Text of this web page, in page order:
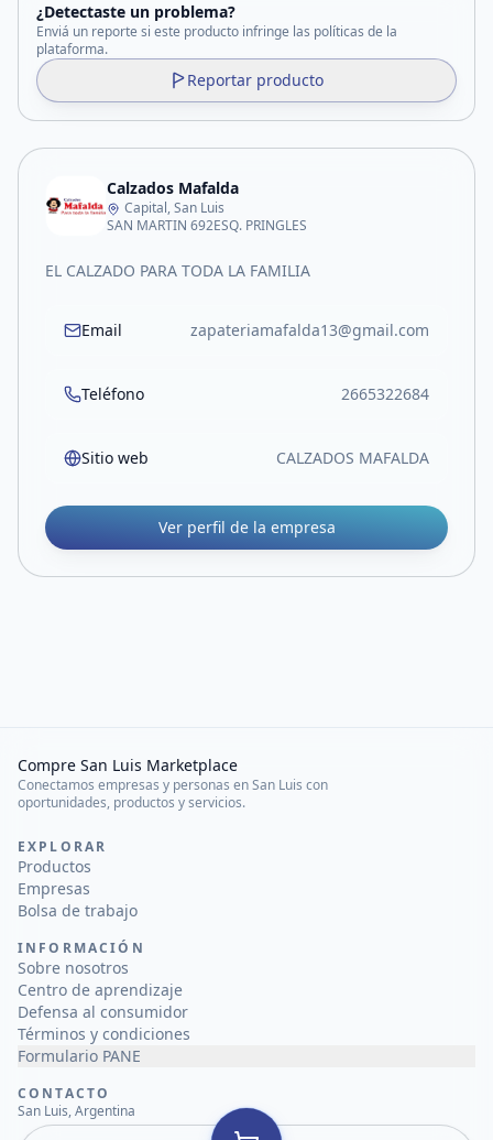
¿Detectaste un problema?
Enviá un reporte si este producto infringe las políticas de la
plataforma.
Reportar producto
Calzados Mafalda
Capital, San Luis
SAN MARTIN 692ESQ. PRINGLES
EL CALZADO PARA TODA LA FAMILIA
Email zapateriamafalda13@gmail.com
Teléfono 2665322684
Sitio web CALZADOS MAFALDA
Ver perfil de la empresa
Compre San Luis Marketplace
Conectamos empresas y personas en San Luis con
oportunidades, productos y servicios.
EXPLORAR
Productos
Empresas
Bolsa de trabajo
INFORMACIÓN
Sobre nosotros
Centro de aprendizaje
Defensa al consumidor
Términos y condiciones
Formulario PANE
CONTACTO
San Luis, Argentina